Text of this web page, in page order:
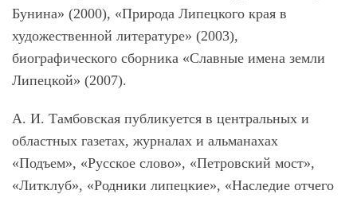
Бунина» (2000), «Природа Липецкого края в
художественной литературе» (2003),
биографического сборника «Славные имена земли
Липецкой» (2007).
А. И. Тамбовская публикуется в центральных и
областных газетах, журналах и альманахах
«Подъем», «Русское слово», «Петровский мост»,
«Литклуб», «Родники липецкие», «Наследие отчего